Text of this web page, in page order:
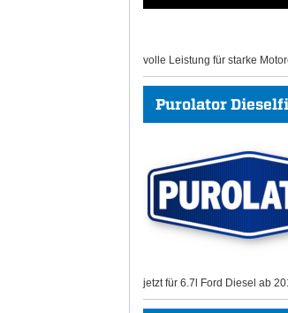
volle Leistung für starke
Purolator
jetzt für 6.7l Ford Diesel ab